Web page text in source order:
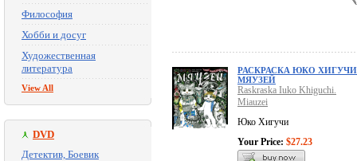
Философия
Хобби и досуг
Художественная
литература
View All
DVD
Детектив, Боевик
РАСКРАСКА ЮКО
МЯУЗЕЙ
Raskraska Iuko Khiguchi.
Miauzei
Юко Хигучи
Your Price: $27.23